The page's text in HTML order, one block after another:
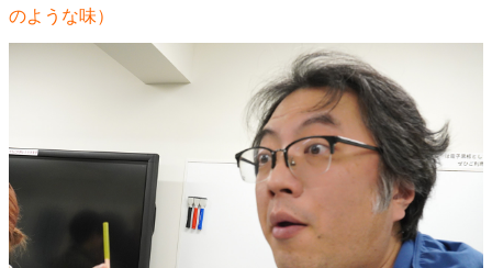
のような味）